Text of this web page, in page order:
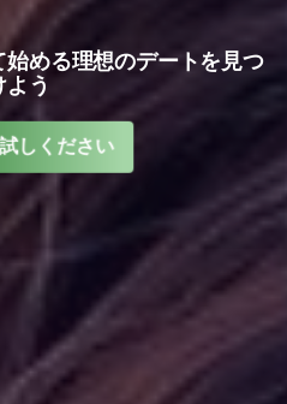
める理想のデートを見つ
よう
しください